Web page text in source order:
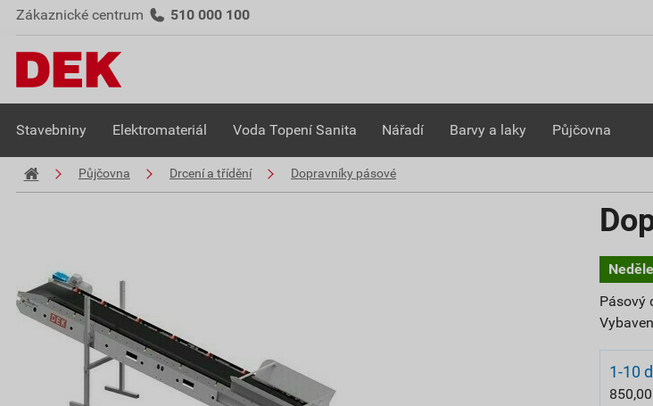
Zákaznické centrum 510 000 100
Stavebniny Elektromateriál Voda Topení Sanita Nářadí Barvy a laky Půjčovna
Půjčovna Drcení a třídění Dopravníky pásové
Pásový
1-10